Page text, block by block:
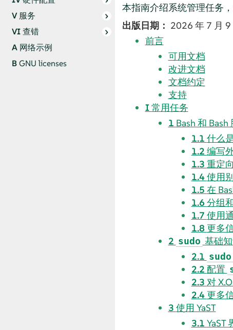
V服务
VI查错
A 网络示例
BGNU licenses
本指南介绍系统管理任务
出版日期： 2026 年 7 月 9
前言
可用文档
改进文档
文档约定
支持
I常用任务
1 Bash 和 Bash
1.1 什么
1.2 编写
1.3 重定
1.4使用
1.5 在
1.6 分组
1.7 使用
1.8 更多
2 sudo 基础
2.1 sudo
2.2 配置
2.3 对
2.4更多
3 使用 YaST
3.1 YaST